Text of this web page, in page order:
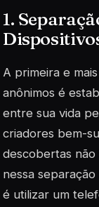
1.
A primeira e
anônimos é
entre sua vida
criadores bem-
descobertas não
nessa
é utilizar um